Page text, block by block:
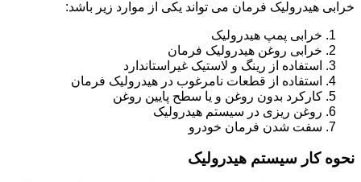
خرابی هیدرولیک فرمان می تواند یکی از موارد زیر باشد:
خرابی پمپ هیدرولیک
خرابی روغن هیدرولیک فرمان
استفاده از رینگ و لاستیک غیراستاندارد
استفاده از قطعات نامرغوب در هیدرولیک فرمان
کارکرد بدون روغن و یا سطح پایین روغن
روغن ریزی در سیستم هیدرولیک
سفت شدن فرمان خودرو
نحوه کار سیستم هیدرولیک